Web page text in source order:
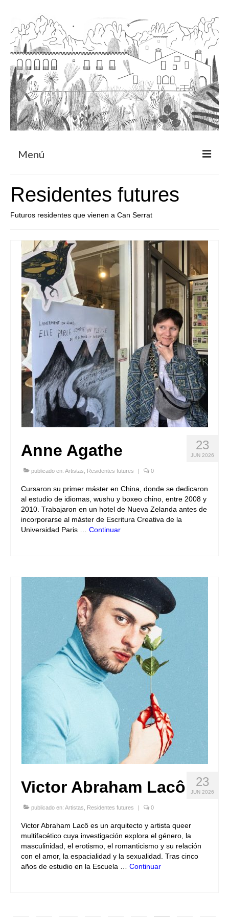
Menú
Programa de residencia
Quedate con nosotras
Archivo
Contacto
Idioma:
Residentes futures
Futuros residentes que vienen a Can Serrat
23
JUN 2026
Anne Agathe
publicado en: Artistas Residentes futures | 0
Cursaron su primer máster en China, donde se dedicaron
al estudio de idiomas, wushu y boxeo chino, entre 2008 y
2010. Trabajaron en un hotel de Nueva Zelanda antes de
incorporarse al máster de Escritura Creativa de la
Universidad Paris … Continuar
23
JUN 2026
Victor Abraham Lacô
publicado en: Artistas Residentes futures | 0
Victor Abraham Lacô es un arquitecto y artista queer
multifacético cuya investigación explora el género, la
masculinidad, el erotismo, el romanticismo y su relación
con el amor, la espacialidad y la sexualidad. Tras cinco
años de estudio en la Escuela … Continuar